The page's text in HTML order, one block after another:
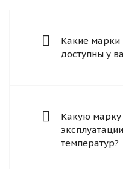
Какие
доступны у
Какую марку
температур?